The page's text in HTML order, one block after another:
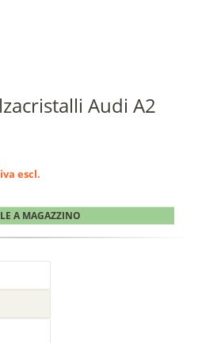
Audi A2
iva escl.
A MAGAZZINO